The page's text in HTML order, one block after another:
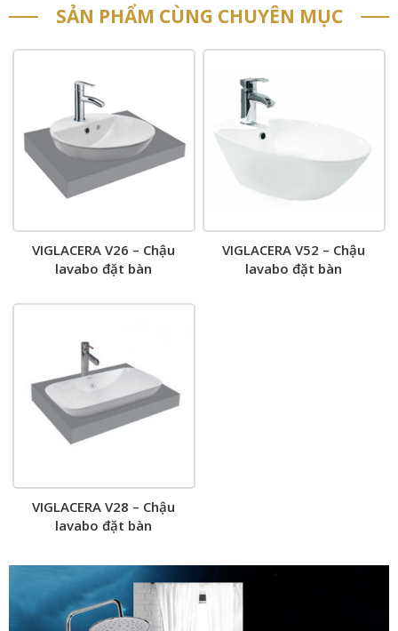
SẢN PHẨM CÙNG CHUYÊN MỤC
VIGLACERA V26 – Chậu
lavabo đặt bàn
VIGLACERA V52 – Chậu
lavabo đặt bàn
VIGLACERA V28 – Chậu
lavabo đặt bàn